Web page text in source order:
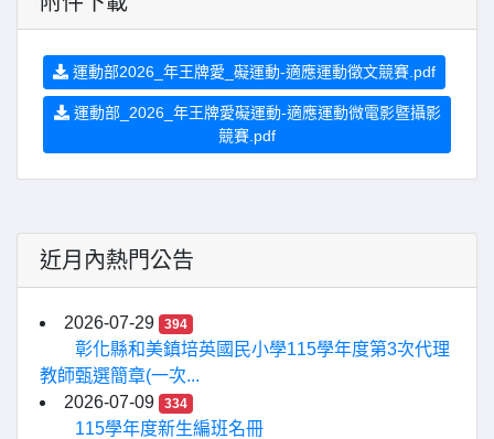
運動部2026_年王牌愛_礙運動-適應運動徵文競賽.pdf
運動部_2026_年王牌愛礙運動-適應運動微電影暨攝影
競賽.pdf
近月內熱門公告
2026-07-29 394
彰化縣和美鎮培英國民小學115學年度第3次代理
教師甄選簡章(一次...
2026-07-09
334
115學年度新生編班名冊